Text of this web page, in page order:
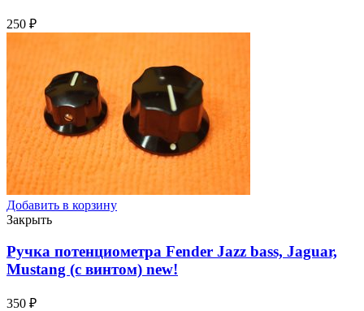
250 ₽
Добавить в корзину
Закрыть
Ручка потенциометра Fender Jazz bass, Jaguar,
Mustang (с винтом) new!
350 ₽